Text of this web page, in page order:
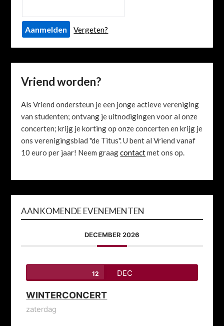
Vergeten?
Vriend worden?
Als Vriend ondersteun je een jonge actieve vereniging
van studenten; ontvang je uitnodigingen voor al onze
concerten; krijg je korting op onze concerten en krijg je
ons verenigingsblad "de Titus". U bent al Vriend vanaf
10 euro per jaar! Neem graagcontactmet ons op.
AANKOMENDE EVENEMENTEN
DECEMBER 2026
12 DEC
WINTERCONCERT
zaterdag